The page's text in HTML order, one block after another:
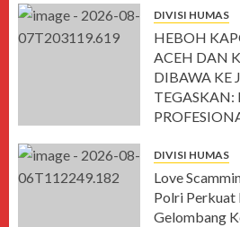
DIVISI HUMAS
HEBOH
ACEH DAN
DIBAWA KE
TEGASKAN:
AGUSTUS 7,
DIVISI HUMAS
Love
Polri Perkuat
Gelombang